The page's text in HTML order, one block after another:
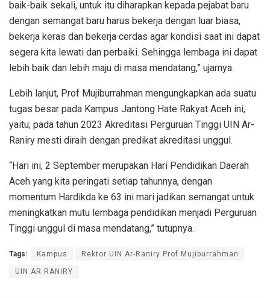
baik-baik sekali, untuk itu diharapkan kepada pejabat baru
dengan semangat baru harus bekerja dengan luar biasa,
bekerja keras dan bekerja cerdas agar kondisi saat ini dapat
segera kita lewati dan perbaiki. Sehingga lembaga ini dapat
lebih baik dan lebih maju di masa mendatang,” ujarnya.
Lebih lanjut, Prof Mujiburrahman mengungkapkan ada suatu
tugas besar pada Kampus Jantong Hate Rakyat Aceh ini,
yaitu; pada tahun 2023 Akreditasi Perguruan Tinggi UIN Ar-
Raniry mesti diraih dengan predikat akreditasi unggul.
“Hari ini, 2 September merupakan Hari Pendidikan Daerah
Aceh yang kita peringati setiap tahunnya, dengan
momentum Hardikda ke 63 ini mari jadikan semangat untuk
meningkatkan mutu lembaga pendidikan menjadi Perguruan
Tinggi unggul di masa mendatang,” tutupnya.
Tags: Kampus Rektor UIN Ar-Raniry Prof Mujiburrahman
UIN AR RANIRY